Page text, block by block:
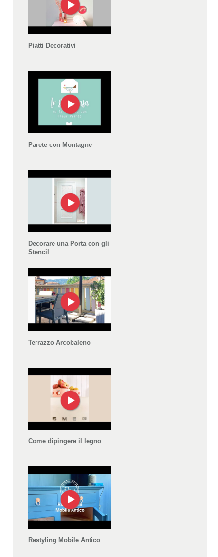
Piatti Decorativi
Parete con Montagne
Decorare una Porta con gli
Stencil
Terrazzo Arcobaleno
Come dipingere il legno
Restyling Mobile Antico